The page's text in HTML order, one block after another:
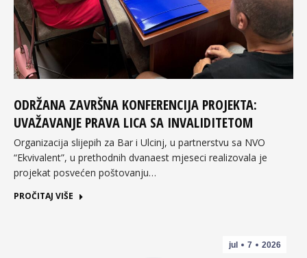
ODRŽANA ZAVRŠNA KONFERENCIJA PROJEKTA:
UVAŽAVANJE PRAVA LICA SA INVALIDITETOM
Organizacija slijepih za Bar i Ulcinj, u partnerstvu sa NVO
“Ekvivalent”, u prethodnih dvanaest mjeseci realizovala je
projekat posvećen poštovanju…
PROČITAJ VIŠE
jul 7 2026